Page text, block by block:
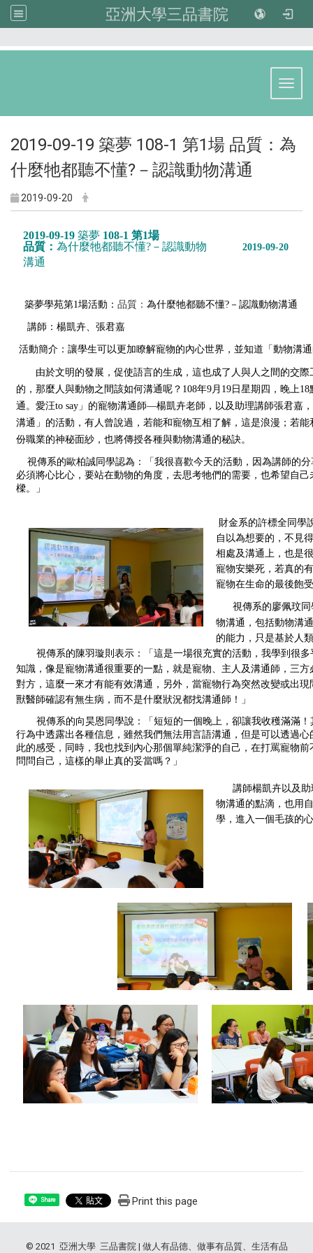
亞洲大學三品書院
2019-09-19 築夢 108-1 第1場 品質：為
什麼牠都聽不懂?－認識動物溝通
2019-09-20
2019-09-19 築夢 108-1 第1場
品質： 為什麼牠都聽不懂?－認識動物
溝通
2019-09-20
築夢學苑第1場活動： 品質： 為什麼牠都聽不懂?－認識動物溝通
講師： 楊凱卉、 張君嘉
活動簡介： 讓學生可以更加瞭解寵物的內心世界，並知道「動物溝
由於文明的發展，促使語言的生成，這也成了人與人之間的交
的，那麼人與動物之間該如何溝通呢？108年9月19日星期四，晚上
通。愛汪to say」的寵物溝通師—楊凱卉老師，以及助理講師張君嘉
溝通」的活動，有人曾說過，若能和寵物互相了解，這是浪漫；若
份職業的神秘面紗，也將傳授各種與動物溝通的秘訣。
視傳系的歐柏誠同學認為：「我很喜歡今天的活動，因為講師的
必須將心比心，要站在動物的角度，去思考牠們的需要，也希望自
樑。」
自以為想要的，不見
相處及溝通上，也是
寵物安樂死，若真的
寵物在生命的最後飽
視傳系的廖佩玟同
物溝通，包括動物溝
的能力，只是基於人
視傳系的陳羽璇則表示：「這是一場很充實的活動，我學到很多
知識，像是寵物溝通很重要的一點，就是寵物、主人及溝通師，三方
對方，這麼一來才有能有效溝通，另外，當寵物行為突然改變或出現
獸醫師確認有無生病，而不是什麼狀況都找溝通師！」
視傳系的向昊恩同學說：「短短的一個晚上，卻讓我收穫滿滿！
行為中透露出各種信息，雖然我們無法用言語溝通，但是可以透過心
此的感受，同時，我也找到內心那個單純潔淨的自己，在打罵寵物前
問問自己，這樣的舉止真的妥當嗎？」
講師楊凱卉以及助
物溝通的點滴，也用
學，進入一個毛孩的
Share Print this page
© 2021 亞洲大學 三品書院 | 做人有品德、做事有品質、生活有品